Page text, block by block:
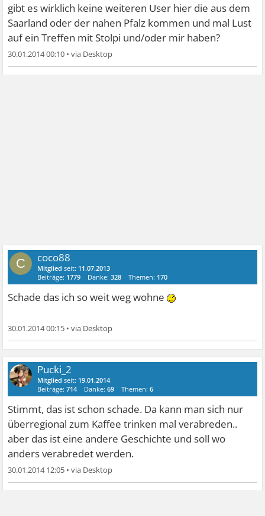
gibt es wirklich keine weiteren User hier die aus dem
Saarland oder der nahen Pfalz kommen und mal Lust
auf ein Treffen mit Stolpi und/oder mir haben?
30.01.2014 00:10 •
C coco88
Mitglied seit: 11.07.2013
Beiträge: 1779 Danke:328 Themen: 170
Schade das ich so weit weg wohne
30.01.2014 00:15 •
Pucki_2
Mitglied seit: 19.01.2014
Beiträge:714 Danke:69 Themen:6
Stimmt, das ist schon schade. Da kann man sich nur
überregional zum Kaffee trinken mal verabreden..
aber das ist eine andere Geschichte und soll wo
anders verabredet werden.
30.01.2014 12:05 •